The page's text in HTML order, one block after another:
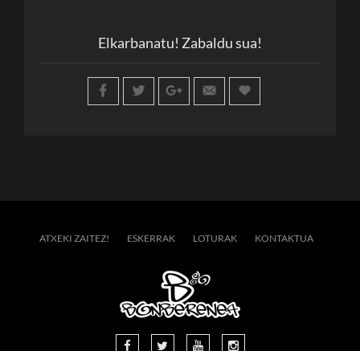
Elkarbanatu! Zabaldu sua!
ATXEKI ZAITEZ! ESKERRAK LOTURAK KONTAKTUA